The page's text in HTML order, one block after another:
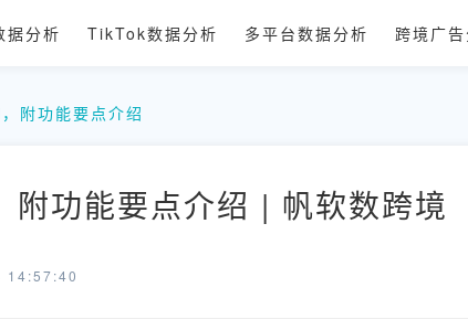
分析 TikTok数据分析 多平台数据分析 跨境广
附功能要点介绍
附功能要点介绍 | 帆软数跨境
14:57:40